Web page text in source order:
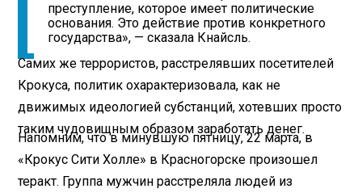
преступление, которое имеет политические
основания. Это действие против конкретного
государства», — сказала Кнайсль.
Самих же террористов, расстрелявших посетителей
Крокуса, политик охарактеризовала, как не
движимых идеологией субстанций, хотевших просто
таким чудовищным образом заработать денег.
Напомним, что в минувшую пятницу, 22 марта, в
«Крокус Сити Холле» в Красногорске произошел
теракт. Группа мужчин расстреляла людей из